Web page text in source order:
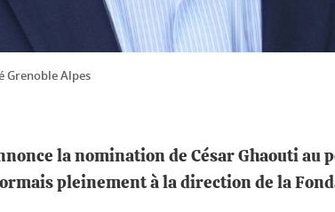
Grenoble Alpes
la nomination de César Ghaouti au
pleinement à la direction de la